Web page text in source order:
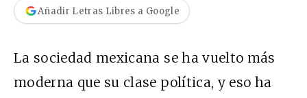
Añadir Letras Libres a Google
La sociedad mexicana se ha vuelto más
moderna que su clase política, y eso ha